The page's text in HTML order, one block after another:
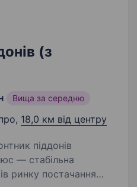
(з
Вища за середню
18,0 км від центру
— стабільна
ринку постачання